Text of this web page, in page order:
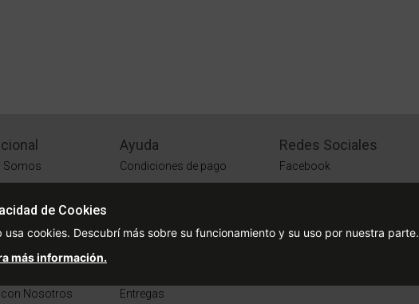
Somos
y Condiciones
del Consumidor
con Nosotros
Ayuda
Condiciones de pago
Entregas
Redes Sociales
Facebook
de Cookies
usa cookies. Descubrí más sobre su funcionamiento y su uso por nuestra parte.
más información.